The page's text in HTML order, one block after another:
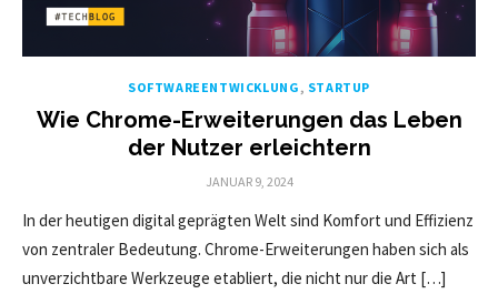
SOFTWAREENTWICKLUNG , STARTUP
Wie Chrome-Erweiterungen das Leben
der Nutzer erleichtern
POSTED
JANUAR 9, 2024
In der heutigen digital geprägten Welt sind Komfort und Effizienz
von zentraler Bedeutung. Chrome-Erweiterungen haben sich als
unverzichtbare Werkzeuge etabliert, die nicht nur die Art […]